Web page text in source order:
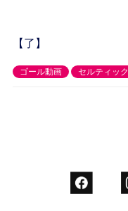
【了】
ゴール動画 セルティック